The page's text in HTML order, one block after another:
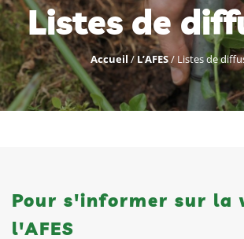
Listes de
Accueil/L’AFES/ Listes de
Pour s'informer sur la
l'AFES